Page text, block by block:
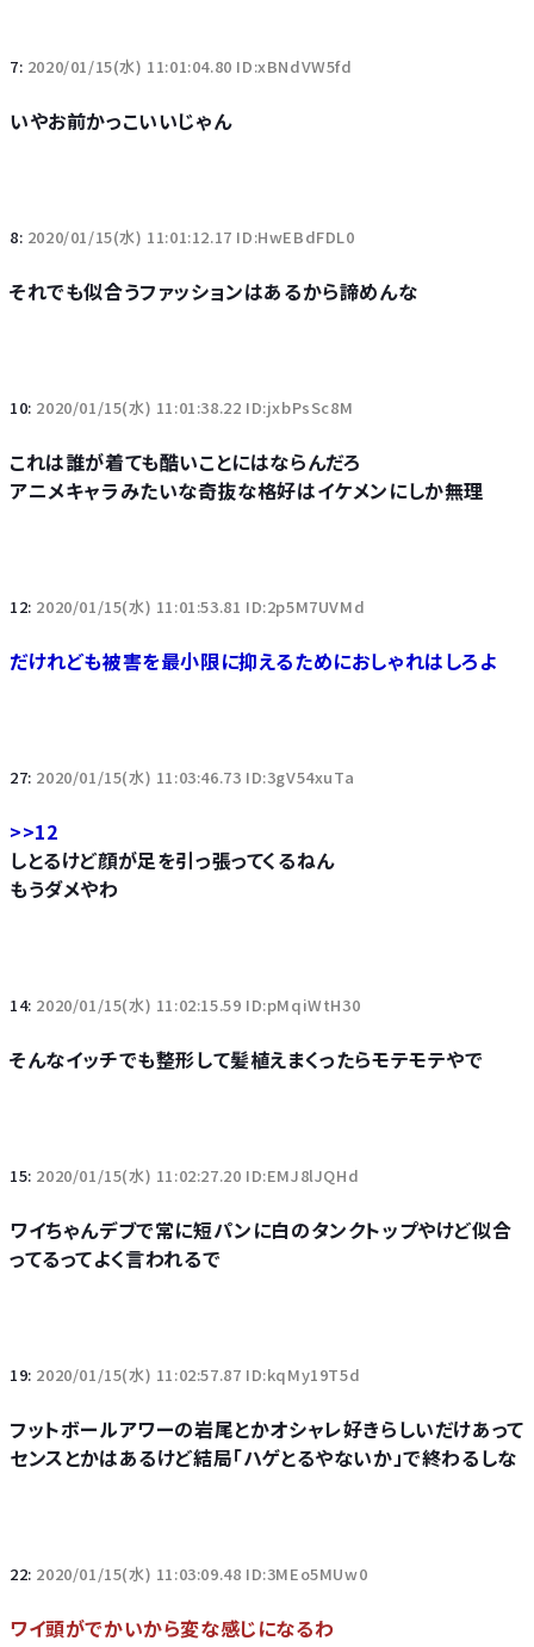
7: 2020/01/15(水) 11:01:04.80 ID:xBNdVW5fd
いやお前かっこいいじゃん
8: 2020/01/15(水) 11:01:12.17 ID:HwEBdFDL0
それでも似合うファッションはあるから諦めんな
10: 2020/01/15(水) 11:01:38.22 ID:jxbPsSc8M
これは誰が着ても酷いことにはならんだろ
アニメキャラみたいな奇抜な格好はイケメンにしか無理
12: 2020/01/15(水) 11:01:53.81 ID:2p5M7UVMd
だけれども被害を最小限に抑えるためにおしゃれはしろよ
27: 2020/01/15(水) 11:03:46.73 ID:3gV54xuTa
>>12
しとるけど顔が足を引っ張ってくるねん
もうダメやわ
14: 2020/01/15(水) 11:02:15.59 ID:pMqiWtH30
そんなイッチでも整形して髪植えまくったらモテモテやで
15: 2020/01/15(水) 11:02:27.20 ID:EMJ8lJQHd
ワイちゃんデブで常に短パンに白のタンクトップやけど似合
ってるってよく言われるで
19: 2020/01/15(水) 11:02:57.87 ID:kqMy19T5d
フットボールアワーの岩尾とかオシャレ好きらしいだけあって
センスとかはあるけど結局「ハゲとるやないか」で終わるしな
22: 2020/01/15(水) 11:03:09.48 ID:3MEo5MUw0
ワイ頭がでかいから変な感じになるわ